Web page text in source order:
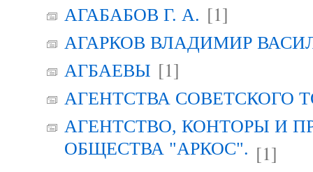
АГАБАБОВ Г. А. [1]
АГАРКОВ ВЛАДИМИР
АГБАЕВЫ [1]
АГЕНТСТВА СОВЕТСКОГО
АГЕНТСТВО, КОНТОРЫ И
ОБЩЕСТВА "АРКОС". [1]